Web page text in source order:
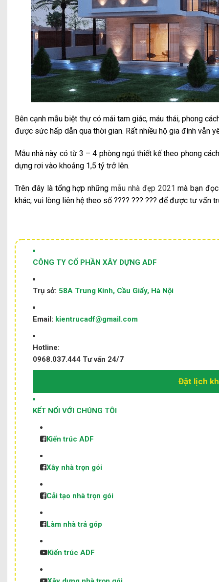
Bên cạnh mẫu biệt thự có mái tam giác, máu thái, phong
được sức hấp dẫn qua thời gian. Rất nhiều hộ gia đình vẫn
Mẫu nhà này có từ 3 – 4 phòng ngủ thiết kế theo phong
dựng rơi vào khoảng 1,5 tỷ trở lên.
Trên đây là tổng hợp những mẫu nhà đẹp 2021 mà bạn
khác, vui lòng liên hệ theo số ???? ??? ??? để được tư vấn
CÔNG TY CỔ PHẦN XÂY DỰNG ADF
Trụ sở: 58A Trung Kính, Cầu Giấy, Hà Nội
Email: kientrucadf@gmail.com
Hotline:
0968.037.444 Tư vấn 24/7
Đặt lịch
KẾT NỐI VỚI CHÚNG TÔI
Kiến trúc ADF
Xây nhà trọn gói
Cải tạo nhà trọn gói
Làm nhà trả góp
Kiến trúc ADF